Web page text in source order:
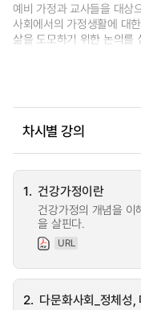
예비 가정과 교사들을 대상
사회에서의 가정생활에 대
삶을 도모하기 위한 논의를
다양성과 건강성에 대한 이
차시별 강의
1. 건강가정이란
건강가정의 개념을 이
을 살핀다.
URL
2. 다문화사회_정체성,